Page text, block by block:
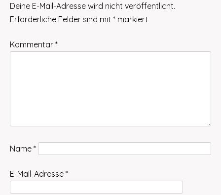
Deine E-Mail-Adresse wird nicht veröffentlicht.
Erforderliche Felder sind mit * markiert
Kommentar *
Name *
E-Mail-Adresse *